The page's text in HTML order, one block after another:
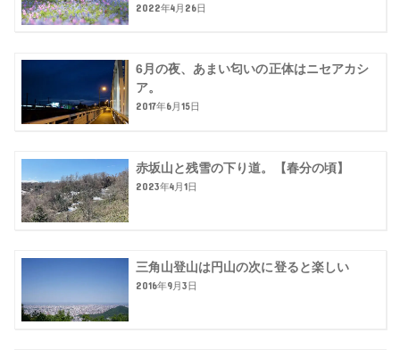
2022年4月26日
6月の夜、あまい匂いの正体はニセアカシ
ア。
2017年6月15日
赤坂山と残雪の下り道。【春分の頃】
2023年4月1日
三角山登山は円山の次に登ると楽しい
2016年9月3日